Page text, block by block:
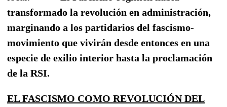
transformado la revolución en administración,
marginando a los partidarios del fascismo-
movimiento que vivirán desde entonces en una
especie de exilio interior hasta la proclamación
de la RSI.
EL FASCISMO COMO REVOLUCIÓN DEL